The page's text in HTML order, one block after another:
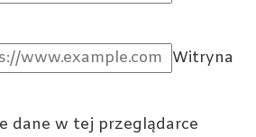
Witryna
dane w tej przeglądarce